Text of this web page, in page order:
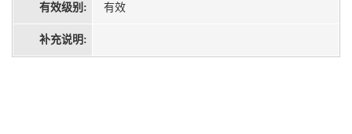
有效级别: 有效
补充说明: